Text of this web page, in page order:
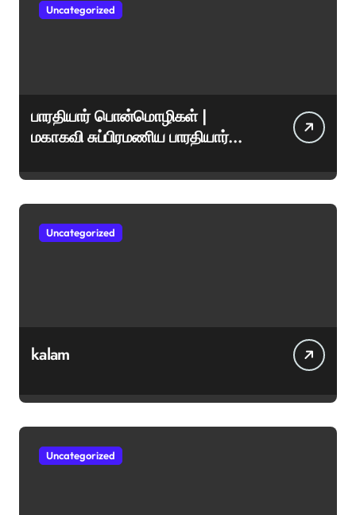
Uncategorized
பாரதியார் பொன்மொழிகள் |
மகாகவி சுப்பிரமணிய பாரதியார்
ஊக்கமளிக்கும் வாசகங்கள்
Uncategorized
kalam
Uncategorized